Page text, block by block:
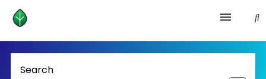
Health and prevention
Search